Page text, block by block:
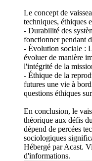
Le concept de
techniques, éthiques
- Durabilité des
fonctionner pendant
- Évolution sociale :
évoluer de manière
l'intégrité de la
- Éthique de la
futures une vie à
questions éthiques
En conclusion, le
théorique aux défis
dépend de percées
sociologiques
Hébergé par Acast.
d'informations.